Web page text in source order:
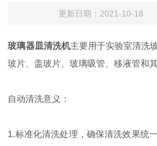
更新日期：2021-10-18
玻璃器皿清洗机主要用于实验室清洗
玻片、盖玻片、玻璃吸管、移液管和
自动清洗意义：
1.标准化清洗处理，确保清洗效果统